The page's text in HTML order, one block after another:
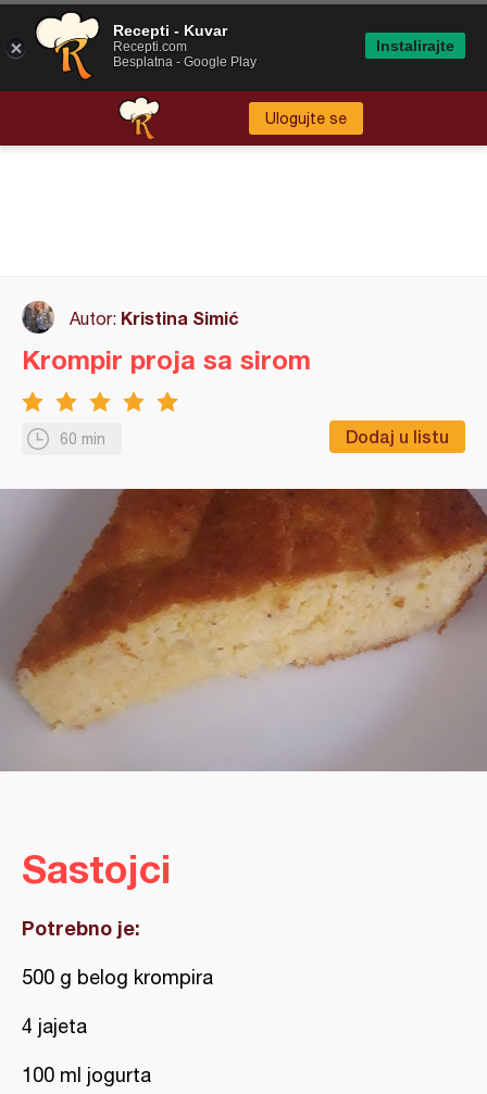
Ulogujte se
Autor: Kristina Simić
60 min Dodaj u listu
Krompir proja sa sirom
Sastojci
Potrebno je:
500 g belog krompira
4 jajeta
100 ml jogurta
Recepti - Kuvar
Recepti.com
Besplatna - Google Play
Instalirajte